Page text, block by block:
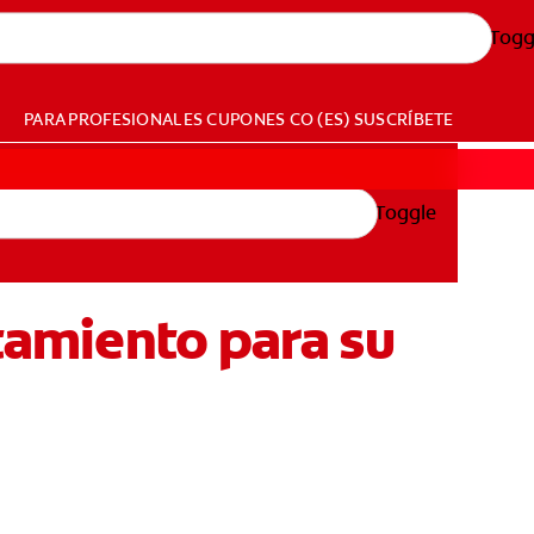
PARA PROFESIONALESCUPONES CO (ES) SUSCRÍBETE
Toggle
para su